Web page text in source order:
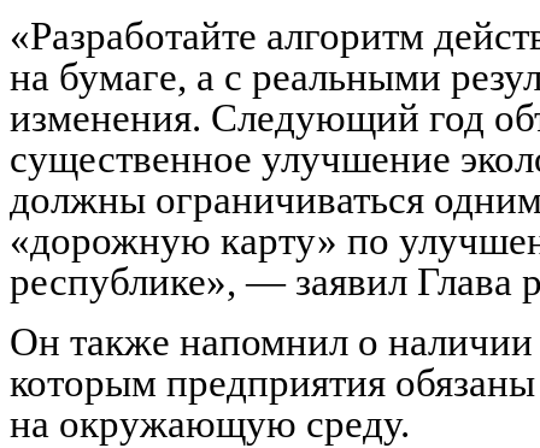
«Разработайте алгоритм
на бумаге, а с реальными
изменения. Следующий год
существенное улучшение
должны ограничиваться
«дорожную карту» по
республике», — заявил Глава
Он также напомнил о наличии
которым предприятия обязаны
на окружающую среду.